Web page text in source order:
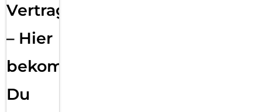
Vertragsabwicklung
– Hier
bekommst
Du